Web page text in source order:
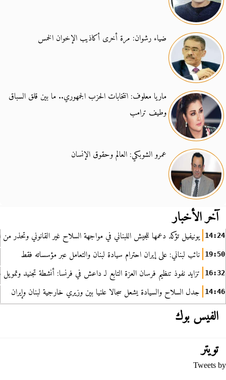
ضياء رشوان: مرة أخرى أكاذيب الإخوان الخمس
ماريا معلوف: انتخابات الحزب الجمهوري.. ما بين قلق السباق
وطيف ترامب
عمرو الشوبكي: العالم وحقوق الإنسان
آخر الأخبار
14:24 يونيفيل تؤكد دعمها للجيش اللبناني في مواجهة السلاح غير القانوني وتحذر من
19:50 نائب لبناني: على إيران احترام سيادة لبنان والتعامل عبر مؤسساته فقط
16:32 تزايد نفوذ تنظيم فرسان العزة التابع لـ داعش في فرنسا: أنشطة تجنيد
14:46 جدل السلاح والسيادة يشعل سجالا علنيا بين وزيري خارجية لبنان وإيران
الفيس بوك
تويتر
Tweets by